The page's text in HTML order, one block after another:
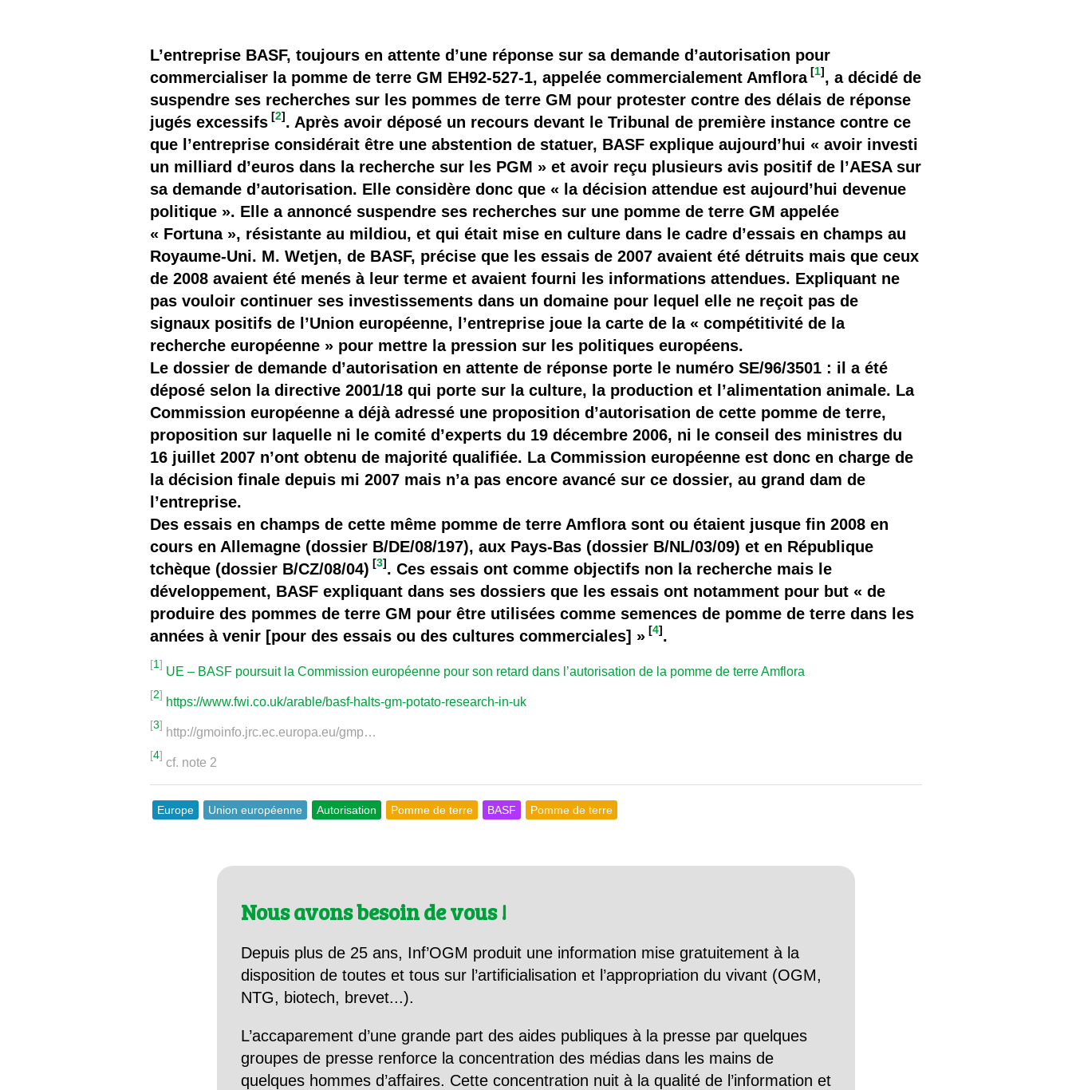
Il y a semence…. et semence
Quels sont les avantages et les inconvénients des OGM ?
L’entreprise BASF, toujours en attente d’une réponse sur sa demande d’autorisation pour
commercialiser la pomme de terre GM EH92-527-1, appelée commercialement Amflora [1], a décidé de
suspendre ses recherches sur les pommes de terre GM pour protester contre des délais de réponse
jugés excessifs [2]. Après avoir déposé un recours devant le Tribunal de première instance contre ce
que l’entreprise considérait être une abstention de statuer, BASF explique aujourd’hui « avoir investi
un milliard d’euros dans la recherche sur les PGM » et avoir reçu plusieurs avis positif de l’AESA sur
sa demande d’autorisation. Elle considère donc que « la décision attendue est aujourd’hui devenue
politique ». Elle a annoncé suspendre ses recherches sur une pomme de terre GM appelée
« Fortuna », résistante au mildiou, et qui était mise en culture dans le cadre d’essais en champs au
Royaume-Uni. M. Wetjen, de BASF, précise que les essais de 2007 avaient été détruits mais que ceux
de 2008 avaient été menés à leur terme et avaient fourni les informations attendues. Expliquant ne
pas vouloir continuer ses investissements dans un domaine pour lequel elle ne reçoit pas de
signaux positifs de l’Union européenne, l’entreprise joue la carte de la « compétitivité de la
recherche européenne » pour mettre la pression sur les politiques européens.
Le dossier de demande d’autorisation en attente de réponse porte le numéro SE/96/3501 : il a été
déposé selon la directive 2001/18 qui porte sur la culture, la production et l’alimentation animale. La
Commission européenne a déjà adressé une proposition d’autorisation de cette pomme de terre,
proposition sur laquelle ni le comité d’experts du 19 décembre 2006, ni le conseil des ministres du
16 juillet 2007 n’ont obtenu de majorité qualifiée. La Commission européenne est donc en charge de
la décision finale depuis mi 2007 mais n’a pas encore avancé sur ce dossier, au grand dam de
l’entreprise.
Des essais en champs de cette même pomme de terre Amflora sont ou étaient jusque fin 2008 en
cours en Allemagne (dossier B/DE/08/197), aux Pays-Bas (dossier B/NL/03/09) et en République
tchèque (dossier B/CZ/08/04) [3]. Ces essais ont comme objectifs non la recherche mais le
développement, BASF expliquant dans ses dossiers que les essais ont notamment pour but « de
produire des pommes de terre GM pour être utilisées comme semences de pomme de terre dans les
années à venir [pour des essais ou des cultures commerciales] » [4].
[1]
UE – BASF poursuit la Commission européenne pour son retard dans l’autorisation de la pomme de terre Amflora
[2]
https://www.fwi.co.uk/arable/basf-halts-gm-potato-research-in-uk
[3]
http://gmoinfo.jrc.ec.europa.eu/gmp…
[4]
cf. note 2
Europe Union européenne Autorisation Pomme de terre BASF Pomme de terre
Nous avons besoin de vous !
Depuis plus de 25 ans, Inf’OGM produit une information mise gratuitement à la
disposition de toutes et tous sur l’artificialisation et l’appropriation du vivant (OGM,
NTG, biotech, brevet...).
L’accaparement d’une grande part des aides publiques à la presse par quelques
groupes de presse renforce la concentration des médias dans les mains de
quelques hommes d’affaires. Cette concentration nuit à la qualité de l’information et